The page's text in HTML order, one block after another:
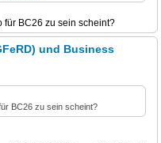
für BC26 zu sein scheint?
und Business
BC26 zu sein scheint?